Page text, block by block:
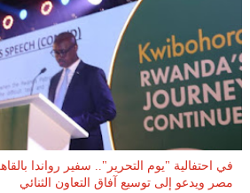
في احتفالية "يوم التحرير".. سفير رواندا
مصر ويدعو إلى توسيع آفاق التعاون الثنائي